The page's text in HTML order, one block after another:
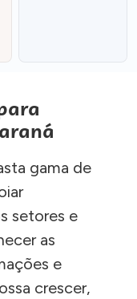
gama de
setores e
as
e
crescer,